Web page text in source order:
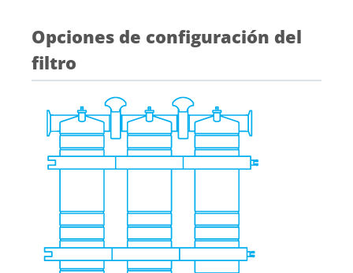
Opciones de configuración del
filtro